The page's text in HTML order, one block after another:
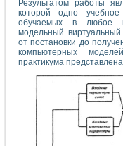
Результатом работы
которой одно
обучаемых в любое
модельный
от постановки до
компьютерных
практикума